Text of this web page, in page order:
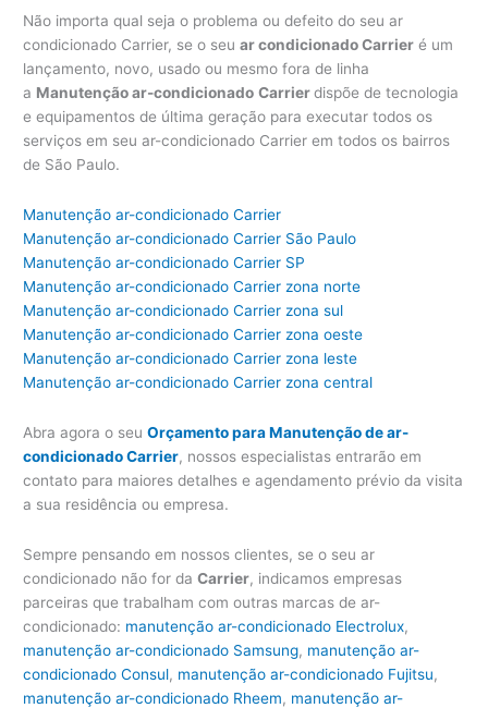
Não importa qual seja o problema ou defeito do seu ar
condicionado Carrier, se o seuar condicionado Carrier é um
lançamento, novo, usado ou mesmo fora de linha
a Manutenção ar-condicionado Carrierdispõe de tecnologia
e equipamentos de última geração para executar todos os
serviços em seu ar-condicionado Carrier em todos os bairros
de São Paulo.
Manutenção ar-condicionado Carrier
Manutenção ar-condicionado Carrier São Paulo
Manutenção ar-condicionado Carrier SP
Manutenção ar-condicionado Carrier zona norte
Manutenção ar-condicionado Carrier zona sul
Manutenção ar-condicionado Carrier zona oeste
Manutenção ar-condicionado Carrier zona leste
Manutenção ar-condicionado Carrier zona central
Abra agora o seuOrçamento para Manutenção de ar-
condicionado Carrier, nossos especialistas entrarão em
contato para maiores detalhes e agendamento prévio da visita
a sua residência ou empresa.
Sempre pensando em nossos clientes, se o seu ar
condicionado não for daCarrier, indicamos empresas
parceiras que trabalham com outras marcas de ar-
condicionado: manutenção ar-condicionado Electrolux,
manutenção ar-condicionado Samsung, manutenção ar-
condicionado Consul, manutenção ar-condicionado Fujitsu,
manutenção ar-condicionado Rheem, manutenção ar-